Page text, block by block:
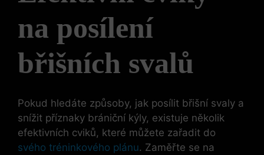
na posílení
břišních svalů
Pokud hledáte způsoby, jak posílit břišní svaly a
snížit příznaky brániční kýly, existuje několik
efektivních cviků, které můžete zařadit do
svého tréninkového plánu. Zaměřte se na